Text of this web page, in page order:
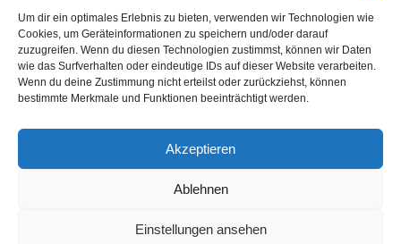
Um dir ein optimales Erlebnis zu bieten, verwenden wir Technologien wie
Cookies, um Geräteinformationen zu speichern und/oder darauf
zuzugreifen. Wenn du diesen Technologien zustimmst, können wir Daten
wie das Surfverhalten oder eindeutige IDs auf dieser Website verarbeiten.
Wenn du deine Zustimmung nicht erteilst oder zurückziehst, können
bestimmte Merkmale und Funktionen beeinträchtigt werden.
Akzeptieren
Ablehnen
Einstellungen ansehen
Events & Success 3003
Breaking News 2067
Aktuelles
Featured Article
Karriere 567